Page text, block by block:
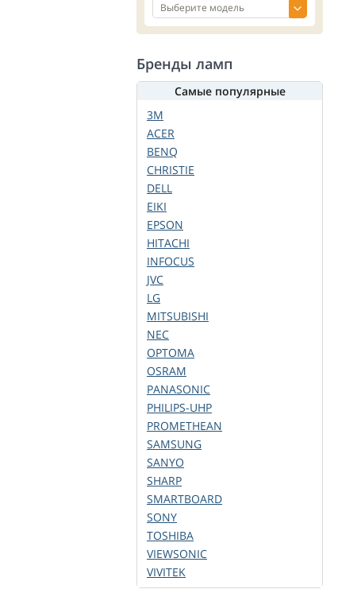
Бренды ламп
Самые популярные
3M
ACER
BENQ
CHRISTIE
DELL
EIKI
EPSON
HITACHI
INFOCUS
JVC
LG
MITSUBISHI
NEC
OPTOMA
OSRAM
PANASONIC
PHILIPS-UHP
PROMETHEAN
SAMSUNG
SANYO
SHARP
SMARTBOARD
SONY
TOSHIBA
VIEWSONIC
VIVITEK